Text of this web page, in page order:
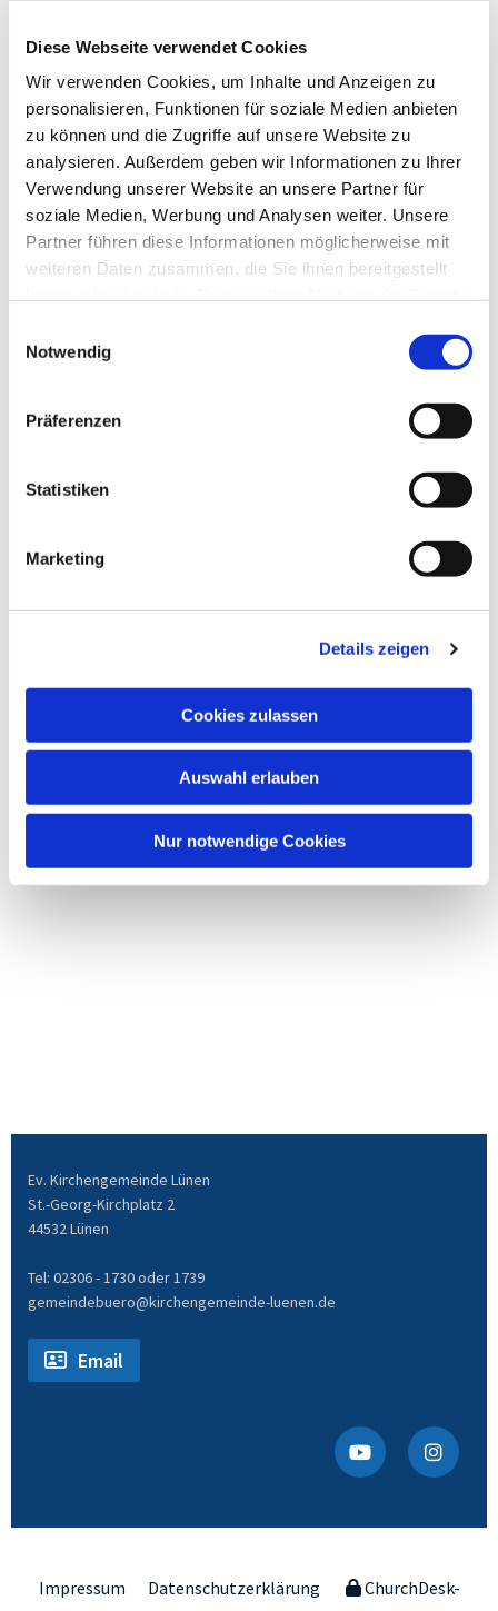
Diese Webseite verwendet Cookies
Wir verwenden Cookies, um Inhalte und Anzeigen zu
personalisieren, Funktionen für soziale Medien anbieten
zu können und die Zugriffe auf unsere Website zu
analysieren. Außerdem geben wir Informationen zu Ihrer
Verwendung unserer Website an unsere Partner für
soziale Medien, Werbung und Analysen weiter. Unsere
Partner führen diese Informationen möglicherweise mit
weiteren Daten zusammen, die Sie ihnen bereitgestellt
Notwendig
Präferenzen
Statistiken
Marketing
Details zeigen
Cookies zulassen
Auswahl erlauben
Nur notwendige Cookies
Ev. Kirchengemeinde Lünen
St.-Georg-Kirchplatz 2
44532 Lünen
Tel: 02306 - 1730 oder 1739
gemeindebuero@kirchengemeinde-luenen.de
Email
Impressum Datenschutzerklärung
ChurchDesk-